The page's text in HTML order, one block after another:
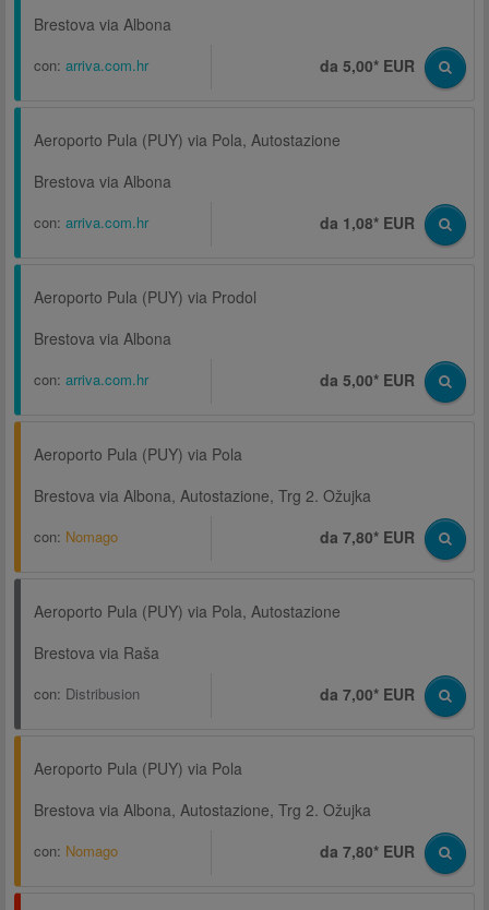
Brestova via Albona
con: arriva.com.hr da 5,00* EUR
Aeroporto Pula (PUY) via Pola, Autostazione
Brestova via Albona
con: arriva.com.hr da 1,08* EUR
Aeroporto Pula (PUY) via Prodol
Brestova via Albona
con: arriva.com.hr da 5,00* EUR
Aeroporto Pula (PUY) via Pola
Brestova via Albona, Autostazione, Trg 2. Ožujka
con: Nomago da 7,80* EUR
Aeroporto Pula (PUY) via Pola, Autostazione
Brestova via Raša
con: Distribusion da 7,00* EUR
Aeroporto Pula (PUY) via Pola
Brestova via Albona, Autostazione, Trg 2. Ožujka
con: Nomago da 7,80* EUR